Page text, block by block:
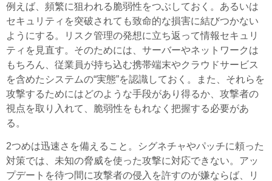
例えば、頻繁に狙われる脆弱性をつぶしておく。あるいは
セキュリティを突破されても致命的な損害に結びつかない
ようにする。リスク管理の発想に立ち返って情報セキュリ
ティを見直す。そのためには、サーバーやネットワークは
もちろん、従業員が持ち込む携帯端末やクラウドサービス
を含めたシステムの“実態”を認識しておく。また、それらを
攻撃するためにはどのような手段があり得るか、攻撃者の
視点を取り入れて、脆弱性をもれなく把握する必要があ
る。
2つめは迅速さを備えること。シグネチャやパッチに頼った
対策では、未知の脅威を使った攻撃に対応できない。アッ
プデートを待つ間に攻撃者の侵入を許すのが嫌ならば、リ